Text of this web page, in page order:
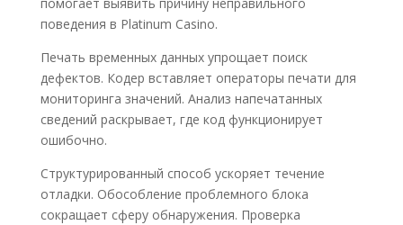
помогает выявить причину неправильного
поведения в Platinum Casino.
Печать временных данных упрощает поиск
дефектов. Кодер вставляет операторы печати для
мониторинга значений. Анализ напечатанных
сведений раскрывает, где код функционирует
ошибочно.
Структурированный способ ускоряет течение
отладки. Обособление проблемного блока
сокращает сферу обнаружения. Проверка